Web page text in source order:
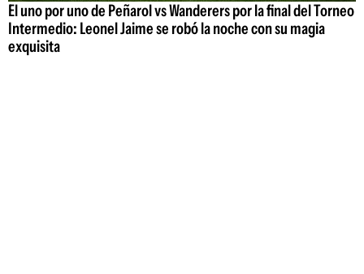
El uno por uno de Peñarol vs Wanderers por la final del Torneo
Intermedio: Leonel Jaime se robó la noche con su magia
exquisita